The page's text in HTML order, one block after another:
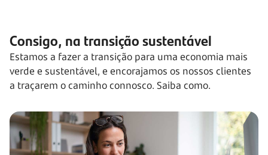
Consigo, na transição sustentável
Estamos a fazer a transição para uma economia mais
verde e sustentável, e encorajamos os nossos clientes
a traçarem o caminho connosco. Saiba como.